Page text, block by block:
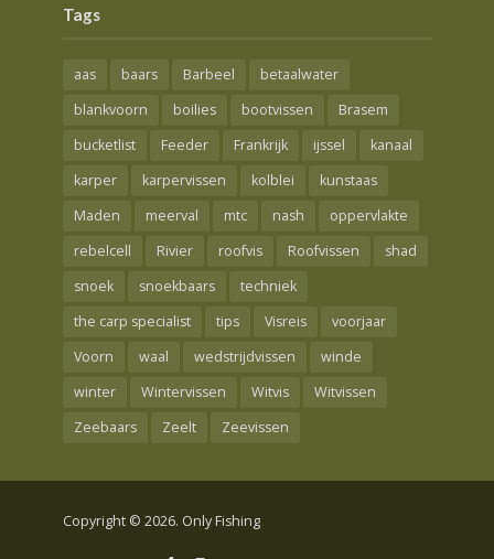
Tags
aas baars Barbeel
betaalwater
blankvoorn
boilies bootvissen
Brasem
bucketlist
Feeder Frankrijk ijssel
kanaal
karper
karpervissen kolblei
kunstaas
Maden
meerval mtc nash
oppervlakte
rebelcell
Rivier roofvis Roofvissen
shad
snoek
snoekbaars
techniek
the carp specialist
tips Visreis
voorjaar
Voorn
waal wedstrijdvissen
winde
winter
Wintervissen Witvis
Witvissen
Zeebaars
Zeelt Zeevissen
Copyright © 2026. Only Fishing